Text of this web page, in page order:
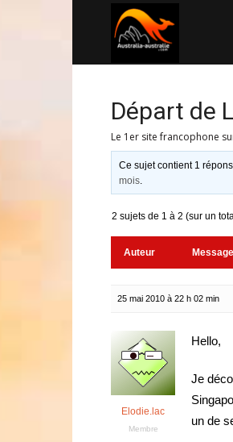
Départ de
Le 1er site francophone
Ce sujet contient 1
mois.
2 sujets de 1 à 2 (sur un
Auteur
25 mai 2010 à 22 h 02 min
Elodie.lac
Membre
Hello,
Je
un de